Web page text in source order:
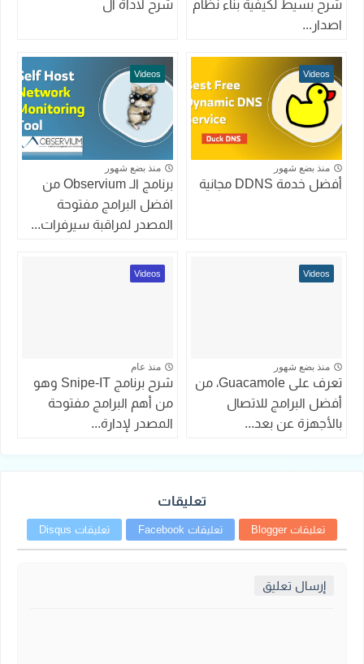
شرح بسيط لكيفية بناء نظام
اصدار...
شرح لاداة ال
Videos
منذ بضع شهور
أفضل خدمة DDNS مجانية
Videos
منذ بضع شهور
برنامج الـ Observium من
افضل البرامج مفتوحة
المصدر لمراقبة سيرفرات...
Videos
منذ بضع شهور
تعرف على Guacamole، من
أفضل البرامج للاتصال
بالأجهزة عن بعد...
Videos
منذ عام
شرح برنامج Snipe-IT وهو
من أهم البرامج مفتوحة
المصدر لإدارة...
تعليقات
تعليقات Blogger تعليقات Facebook تعليقات Disqus
إرسال تعليق